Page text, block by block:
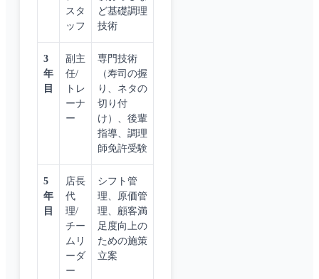
スタ
ッフ
ど基礎調理
技術
3
年
目
副主
任/
トレ
ーナ
ー
専門技術
（寿司の握
り、ネタの
切り付
け）、後輩
指導、調理
師免許受験
5
年
目
店長
代
理/
チー
ムリ
ーダ
ー
シフト管
理、原価管
理、顧客満
足度向上の
ための施策
立案